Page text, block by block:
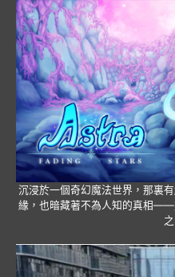
沉浸於一個奇幻魔法世界，那裏
緣，也暗藏著不為人知的真相——